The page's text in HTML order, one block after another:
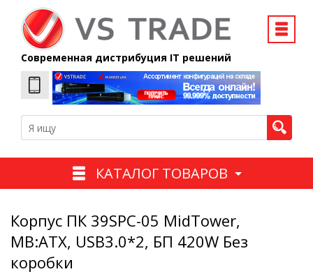
Современная дистрибуция IT решений
КАТАЛОГ ТОВАРОВ
Корпус ПК 39SPC-05 MidTower,
MB:ATX, USB3.0*2, БП 420W Без
коробки